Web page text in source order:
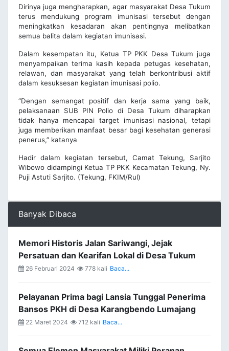
Dirinya juga mengharapkan, agar masyarakat Desa Tukum
terus mendukung program imunisasi tersebut dengan
meningkatkan kesadaran akan pentingnya melibatkan
semua balita dalam kegiatan imunisasi.
Dalam kesempatan itu, Ketua TP PKK Desa Tukum juga
menyampaikan terima kasih kepada petugas kesehatan,
relawan, dan masyarakat yang telah berkontribusi aktif
dalam kesuksesan kegiatan imunisasi polio.
“Dengan semangat positif dan kerja sama yang baik,
pelaksanaan SUB PIN Polio di Desa Tukum diharapkan
tidak hanya mencapai target imunisasi nasional, tetapi
juga memberikan manfaat besar bagi kesehatan generasi
penerus,” katanya
Hadir dalam kegiatan tersebut, Camat Tekung, Sarjito
Wibowo didampingi Ketua TP PKK Kecamatan Tekung, Ny.
Puji Astuti Sarjito. (Tekung, FKIM/Rul)
Banyak Dibaca
Memori Historis Jalan Sariwangi, Jejak
Persatuan dan Kearifan Lokal di Desa Tukum
26 Februari 2024 778 kali Baca...
Pelayanan Prima bagi Lansia Tunggal Penerima
Bansos PKH di Desa Karangbendo Lumajang
22 Maret 2024 712 kali Baca...